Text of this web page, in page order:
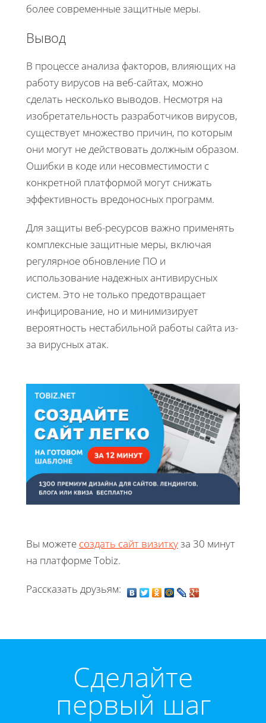
более современные защитные меры.
Вывод
В процессе анализа факторов, влияющих на
работу вирусов на веб-сайтах, можно
сделать несколько выводов. Несмотря на
изобретательность разработчиков вирусов,
существует множество причин, по которым
они могут не действовать должным образом.
Ошибки в коде или несовместимости с
конкретной платформой могут снижать
эффективность вредоносных программ.
Для защиты веб-ресурсов важно применять
комплексные защитные меры, включая
регулярное обновление ПО и
использование надежных антивирусных
систем. Это не только предотвращает
инфицирование, но и минимизирует
вероятность нестабильной работы сайта из-
за вирусных атак.
Вы можете создать сайт визиткуза 30 минут
на платформе Tobiz.
Рассказать друзьям:
Cделайте
первый шаг